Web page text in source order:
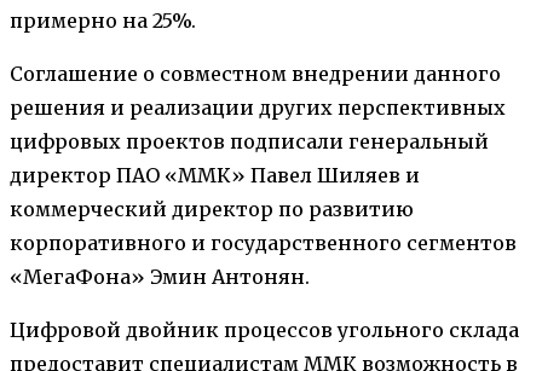
примерно на 25%.
Соглашение о совместном внедрении данного
решения и реализации других перспективных
цифровых проектов подписали генеральный
директор ПАО «ММК» Павел Шиляев и
коммерческий директор по развитию
корпоративного и государственного сегментов
«МегаФона» Эмин Антонян.
Цифровой двойник процессов угольного склада
предоставит специалистам ММК возможность в